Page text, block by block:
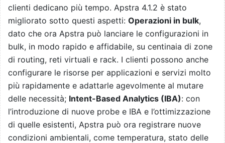
clienti dedicano più tempo. Apstra 4.1.2 è stato
migliorato sotto questi aspetti: Operazioni in bulk,
dato che ora Apstra può lanciare le configurazioni in
bulk, in modo rapido e affidabile, su centinaia di zone
di routing, reti virtuali e rack. I clienti possono anche
configurare le risorse per applicazioni e servizi molto
più rapidamente e adattarle agevolmente al mutare
delle necessità; Intent-Based Analytics (IBA): con
l’introduzione di nuove probe e IBA e l’ottimizzazione
di quelle esistenti, Apstra può ora registrare nuove
condizioni ambientali, come temperatura, stato delle